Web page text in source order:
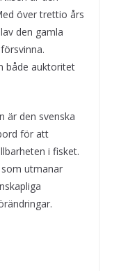
över trettio års
den gamla
både auktoritet
är den svenska
för att
i fisket.
som utmanar